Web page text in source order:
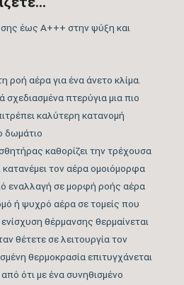
έως A+++ στην ψύξη και
ροή αέρα για ένα άνετο κλίμα.
σχεδιασμένα πτερύγια μια πιο
καλύτερη κατανομή
δωμάτιο
καθορίζει την τρέχουσα
τον αέρα ομοιόμορφα
εναλλαγή σε μορφή ροής αέρα
ή ψυχρό αέρα σε τομείς που
θέρμανσης θερμαίνεται
θέτετε σε λειτουργία τον
θερμοκρασία επιτυγχάνεται
ότι με ένα συνηθισμένο
ΝΑΙ
WIFI ACTIVE
ΝΑΙ
780